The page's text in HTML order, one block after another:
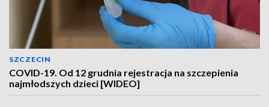
SZCZECIN
COVID-19. Od 12 grudnia rejestracja na szczepienia
najmłodszych dzieci [WIDEO]